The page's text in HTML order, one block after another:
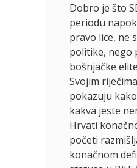
Dobro je što
periodu
pravo lice, ne
politike, nego
bošnjačke
Svojim
pokazuju
kakva jeste
Hrvati
početi
konačnom